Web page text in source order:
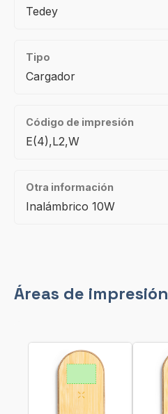
Tedey
Tipo
Cargador
Código de impresión
E(4),L2,W
Otra información
Inalámbrico 10W
Áreas de impresión